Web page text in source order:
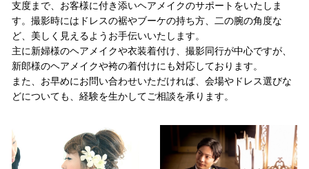
支度まで、お客様に付き添いヘアメイクのサポートをいたしま
す。撮影時にはドレスの裾やブーケの持ち方、二の腕の角度な
ど、美しく見えるようお手伝いいたします。
主に新婦様のヘアメイクや衣装着付け、撮影同行が中心ですが、
新郎様のヘアメイクや袴の着付けにも対応しております。
また、お早めにお問い合わせいただければ、会場やドレス選びな
どについても、経験を生かしてご相談を承ります。